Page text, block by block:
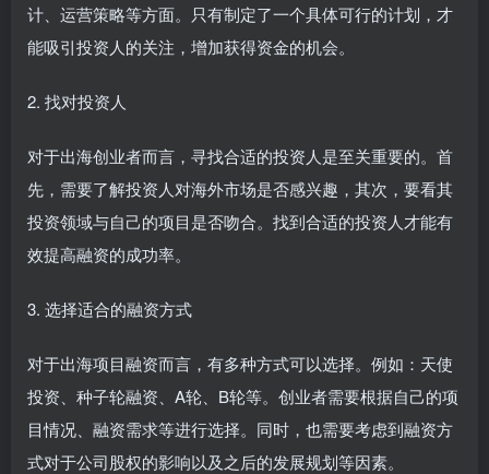
计、运营策略等方面。只有制定了一个具体可行的计划，才
能吸引投资人的关注，增加获得资金的机会。
2. 找对投资人
对于出海创业者而言，寻找合适的投资人是至关重要的。首
先，需要了解投资人对海外市场是否感兴趣，其次，要看其
投资领域与自己的项目是否吻合。找到合适的投资人才能有
效提高融资的成功率。
3. 选择适合的融资方式
对于出海项目融资而言，有多种方式可以选择。例如：天使
投资、种子轮融资、A轮、B轮等。创业者需要根据自己的项
目情况、融资需求等进行选择。同时，也需要考虑到融资方
式对于公司股权的影响以及之后的发展规划等因素。